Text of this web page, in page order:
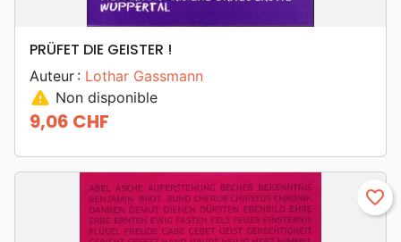
PRÜFET DIE GEISTER !
Auteur : Lothar Gassmann
warning Non disponible
Prix
9,06 CHF
favorite_border